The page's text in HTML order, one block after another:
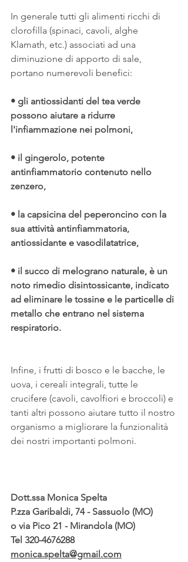
In generale tutti gli alimenti ricchi di
clorofilla (spinaci, cavoli, alghe
Klamath, etc.) associati ad una
diminuzione di apporto di sale,
portano numerevoli benefici:
• gli antiossidanti del tea verde
possono aiutare a ridurre
l'infiammazione nei polmoni,
• il gingerolo, potente
antinfiammatorio contenuto nello
zenzero,
• la capsicina del peperoncino con la
sua attività antinfiammatoria,
antiossidante e vasodilatatrice,
• il succo di melograno naturale, è un
noto rimedio disintossicante, indicato
ad eliminare le tossine e le particelle di
metallo che entrano nel sistema
respiratorio.
Infine, i frutti di bosco e le bacche, le
uova, i cereali integrali, tutte le
crucifere (cavoli, cavolfiori e broccoli) e
tanti altri possono aiutare tutto il nostro
organismo a migliorare la funzionalità
dei nostri importanti polmoni.
Dott.ssa Monica Spelta
P.zza Garibaldi, 74 - Sassuolo (MO)
o via Pico 21 - Mirandola (MO)
Tel 320-4676288
monica.spelta@gmail.com